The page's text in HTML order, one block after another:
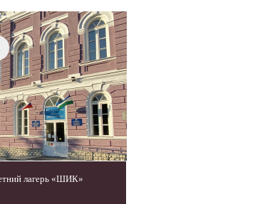
лагерь «ШИК»